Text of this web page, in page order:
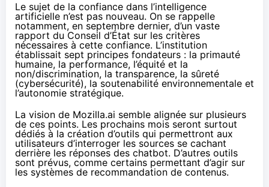
Le sujet de la confiance dans l’intelligence
artificielle n’est pas nouveau. On se rappelle
notamment, en septembre dernier, d’unvaste
rapport du Conseil d’État sur les critères
nécessaires à cette confiance. L’institution
établissait sept principes fondateurs : la primauté
humaine, la performance, l’équité et la
non/discrimination, la transparence, la sûreté
(cybersécurité), la soutenabilité environnementale et
l’autonomie stratégique.
La vision de Mozilla.ai semble alignée sur plusieurs
de ces points. Les prochains mois seront surtout
dédiés à la création d’outils qui permettront aux
utilisateurs d’interroger les sources se cachant
derrière les réponses des chatbot. D’autres outils
sont prévus, comme certains permettant d’agir sur
les systèmes de recommandation de contenus.